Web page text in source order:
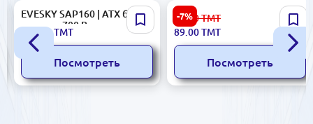
EVESKY SAP160 | ATX блок
питания 700 Вт
499.00ТМТ
Посмотреть
-7%
CAMNPSU CAMNPSU12V5A
| Блок питания 12В 5A
96.00ТМТ
89.00ТМТ
Посмотреть